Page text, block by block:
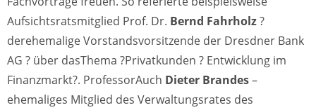
Aufsichtsratsmitglied Prof. Dr. Bernd Fahrholz?
derehemalige Vorstandsvorsitzende der Dresdner Bank
AG ? über dasThema ?Privatkunden ? Entwicklung im
Finanzmarkt?. ProfessorAuch Dieter Brandes–
ehemaliges Mitglied des Verwaltungsrates des